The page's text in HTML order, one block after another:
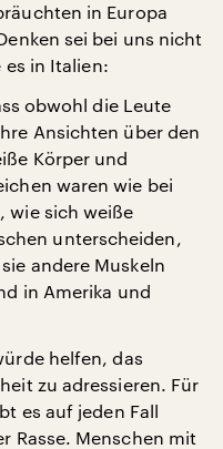
in Europa
sei bei uns nicht
es in Italien:
obwohl die Leute
Ansichten über den
Körper und
waren wie bei
wie sich weiße
unterscheiden,
andere Muskeln
in Amerika und
helfen, das
zu adressieren. Für
es auf jeden Fall
Rasse. Menschen mit